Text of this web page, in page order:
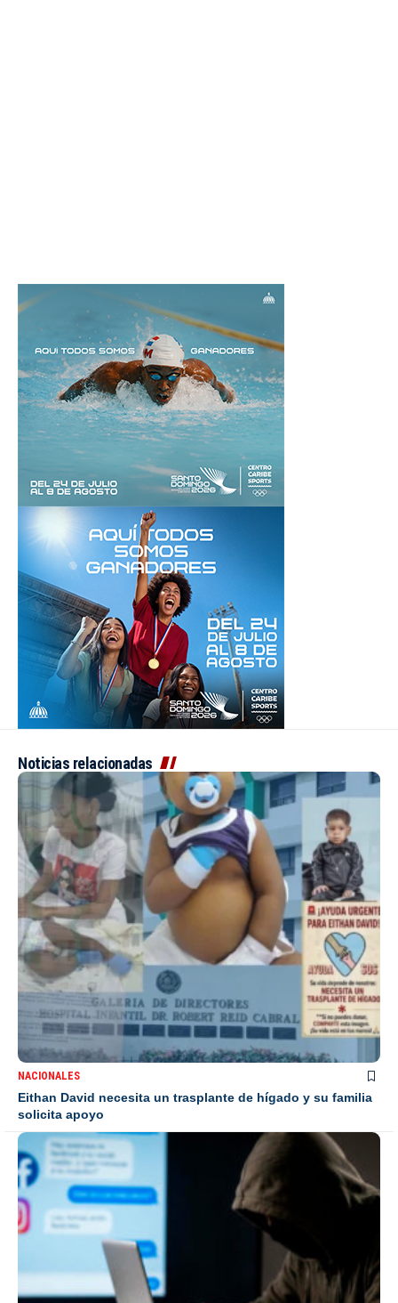
Noticias relacionadas
NACIONALES
Eithan David necesita un trasplante de hígado y su familia
solicita apoyo